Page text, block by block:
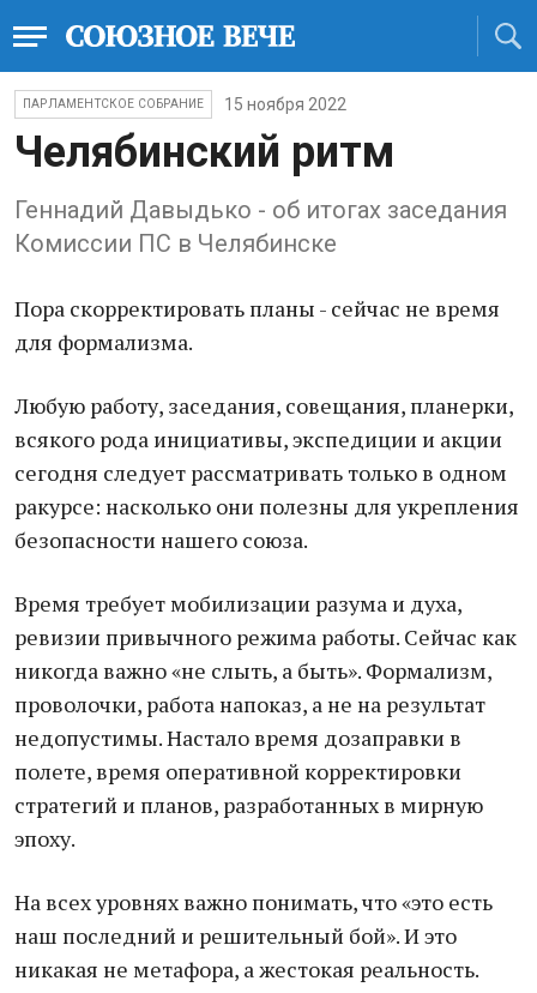
ПАРЛАМЕНТСКОЕ СОБРАНИЕ 15 ноября 2022
Челябинский ритм
Геннадий Давыдько - об итогах заседания
Комиссии ПС в Челябинске
Пора скорректировать планы - сейчас не время
для формализма.
Любую работу, заседания, совещания, планерки,
всякого рода инициативы, экспедиции и акции
сегодня следует рассматривать только в одном
ракурсе: насколько они полезны для укрепления
безопасности нашего союза.
Время требует мобилизации разума и духа,
ревизии привычного режима работы. Сейчас как
никогда важно «не слыть, а быть». Формализм,
проволочки, работа напоказ, а не на результат
недопустимы. Настало время дозаправки в
полете, время оперативной корректировки
стратегий и планов, разработанных в мирную
эпоху.
На всех уровнях важно понимать, что «это есть
наш последний и решительный бой». И это
никакая не метафора, а жестокая реальность.